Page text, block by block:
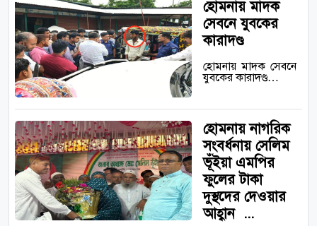
হোমনায় মাদক
সেবনে যুবকের
কারাদণ্ড
হোমনায় মাদক সেবনে
যুবকের কারাদণ্ড…
হোমনায় নাগরিক
সংবর্ধনায় সেলিম
ভূঁইয়া এমপির
ফুলের টাকা
দুস্থদের দেওয়ার
আহ্বান ‎ ‎...